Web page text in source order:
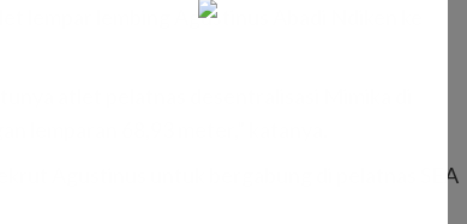
lempar lembing Agustinus Abadi Ndiken ke
atlet pelatnas desentralisasi Mimika di
lemparan 68,93 meter,” katanya.
Agustinus untuk bergabung di pelatnas SEA